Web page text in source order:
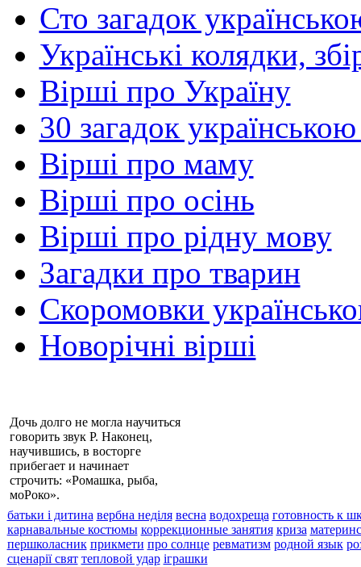
Сто загадок
Українські колядки,
Вірші про Україну
30 загадок
Вірші про маму
Вірші про осінь
Вірші про рідну мову
Загадки про тварин
Скоромовки
Новорічні вірші
Дочь долго не могла научиться
говорить звук Р. Наконец,
научившись, в восторге
прибегает и начинает
строчить: «Ромашка, рыба,
моРоко».
батьки і дитина вербна неділя весна водохреща готовность к
карнавальные костюмы коррекционные занятия криза
першколасник прикмети про солнце ревматизм родной язык
сценарії свят тепловой удар іграшки